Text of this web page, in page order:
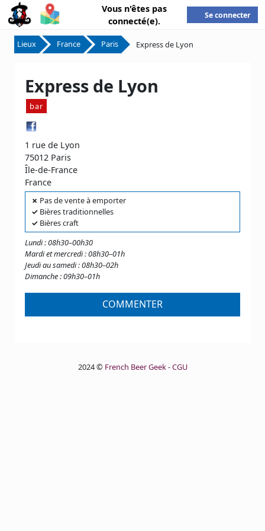
Vous n'êtes pas
connecté(e).
Se connecter
Lieux France Paris Express de Lyon
Express de Lyon
bar
1 rue de Lyon
75012 Paris
Île-de-France
France
✗ Pas de vente à emporter
✓ Bières traditionnelles
✓ Bières craft
Lundi : 08h30–00h30
Mardi et mercredi : 08h30–01h
Jeudi au samedi : 08h30–02h
Dimanche : 09h30–01h
COMMENTER
2024 © French Beer Geek-CGU